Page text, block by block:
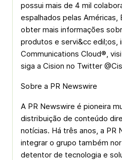
possui mais de 4 mil
espalhados pelas Américas,
obter mais informações
produtos e servi&cc edil;os,
Communications Cloud®,
siga a Cision no Twitter
Sobre a PR Newswire
A PR Newswire é pioneira
distribuição de conteúdo
notícias. Há três anos, a PR
integrar o grupo também
detentor de tecnologia e